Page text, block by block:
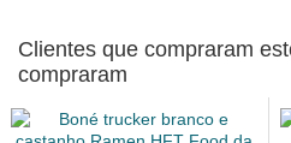
Clientes que compraram
compraram